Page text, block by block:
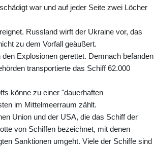
war und auf jeder Seite zwei Löcher
Russland wirft der Ukraine vor, das
zu dem Vorfall geäußert.
Explosionen gerettet. Demnach befanden
transportierte das Schiff 62.000
könne zu einer "dauerhaften
im Mittelmeerraum zählt.
Union und der USA, die das Schiff der
von Schiffen bezeichnet, mit denen
Sanktionen umgeht. Viele der Schiffe sind